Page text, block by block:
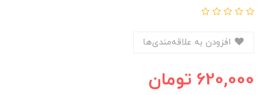
620,000 تومان